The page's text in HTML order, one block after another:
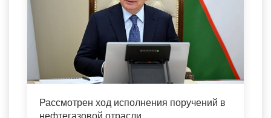
Рассмотрен ход исполнения поручений в